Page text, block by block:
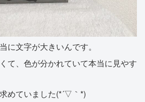
に文字が大きいんです。
て、色が分かれていて本当に見やす
めていました(*´▽｀*)